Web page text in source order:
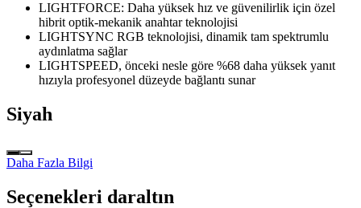
LIGHTFORCE: Daha yüksek hız ve güvenilirlik için özel
hibrit optik-mekanik anahtar teknolojisi
LIGHTSYNC RGB teknolojisi, dinamik tam spektrumlu
aydınlatma sağlar
LIGHTSPEED, önceki nesle göre %68 daha yüksek yanıt
hızıyla profesyonel düzeyde bağlantı sunar
Siyah
Daha Fazla Bilgi
Seçenekleri daraltın